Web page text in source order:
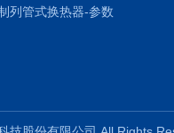
列管式换热器-参数